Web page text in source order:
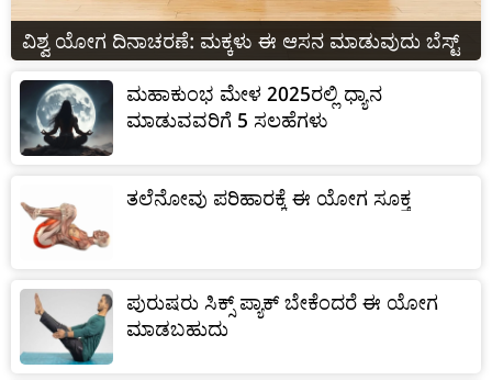
ವಿಶ್ವ ಯೋಗ ದಿನಾಚರಣೆ: ಮಕ್ಕಳು ಈ ಆಸನ ಮಾಡುವುದು ಬೆಸ್ಟ್
ಮಹಾಕುಂಭ ಮೇಳ 2025ರಲ್ಲಿ ಧ್ಯಾನ
ಮಾಡುವವರಿಗೆ 5 ಸಲಹೆಗಳು
ತಲೆನೋವು ಪರಿಹಾರಕ್ಕೆ ಈ ಯೋಗ ಸೂಕ್ತ
ಪುರುಷರು ಸಿಕ್ಸ್ ಪ್ಯಾಕ್ ಬೇಕೆಂದರೆ ಈ ಯೋಗ
ಮಾಡಬಹುದು